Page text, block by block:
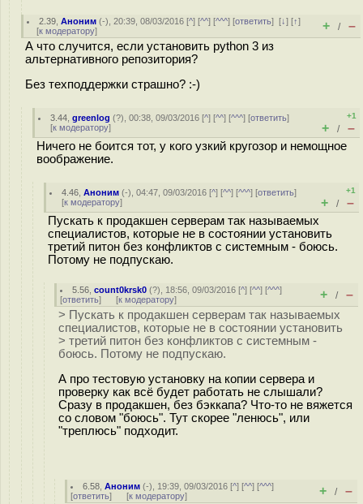
2.39 ,Аноним (-), 20:39, 08/03/2016 [^] [^^] [^^^] [ответить][↓] [↑]
[к модератору] + / –
А что случится, если установить python 3 из
альтернативного репозитория?
Без техподдержки страшно? :-)
3.44 ,greenlog (?), 00:38, 09/03/2016 [^] [^^] [^^^] [ответить]
[к модератору]
+1
+ / –
Ничего не боится тот, у кого узкий кругозор и немощное
воображение.
4.46 ,Аноним (-), 04:47, 09/03/2016 [^] [^^] [^^^] [ответить]
[к модератору]
+1
+ / –
Пускать к продакшен серверам так называемых
специалистов, которые не в состоянии установить
третий питон без конфликтов с системным - боюсь.
Потому не подпускаю.
5.56 ,count0krsk0 (?), 18:56, 09/03/2016 [^] [^^] [^^^]
[ответить] [к модератору] + / –
> Пускать к продакшен серверам так называемых
специалистов, которые не в состоянии установить
> третий питон без конфликтов с системным -
боюсь. Потому не подпускаю.
А про тестовую установку на копии сервера и
проверку как всё будет работать не слышали?
Сразу в продакшен, без бэккапа? Что-то не вяжется
со словом "боюсь". Тут скорее "ленюсь", или
"треплюсь" подходит.
6.58 ,Аноним (-), 19:39, 09/03/2016 [^] [^^] [^^^]
[ответить] [к модератору] + / –